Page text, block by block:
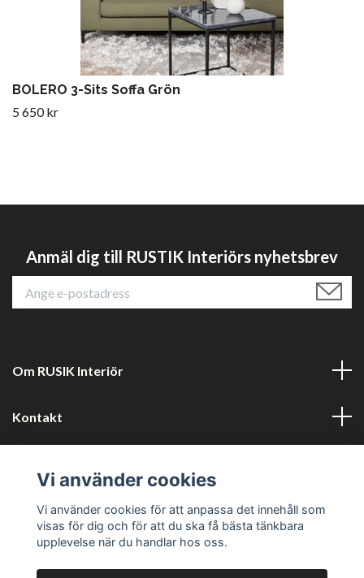
BOLERO 3-Sits Soffa Grön
5 650 kr
Anmäl dig till RUSTIK Interiörs nyhetsbrev
Om RUSIK Interiör
Kontakt
Sociala medier
Vi använder cookies
Vi använder cookies för att anpassa det innehåll som
visas för dig och för att du ska få bästa tänkbara
upplevelse när du handlar hos oss.